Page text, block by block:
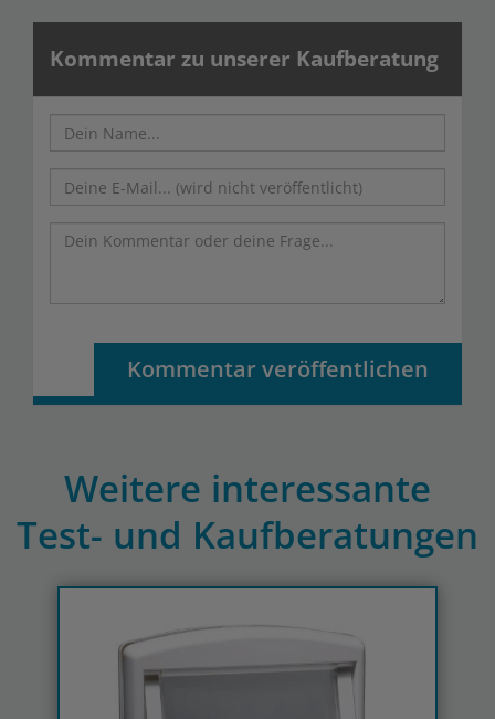
Kommentar zu unserer Kaufberatung
Kommentar veröffentlichen
Weitere interessante
Test- und Kaufberatungen
Previous